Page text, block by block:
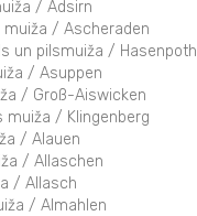
/ Adsirn
muiža / Ascheraden
un pilsmuiža / Hasenpoth
/ Asuppen
/ Groß-Aiswicken
muiža / Klingenberg
/ Alauen
/ Allaschen
/ Allasch
/ Almahlen